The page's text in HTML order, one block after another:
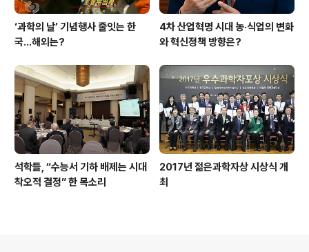
‘과학의 날’ 기념행사 줄잇는 한
국…해외는?
4차 산업혁명 시대 농·식업의 변화
와 혁신정책 방향은?
석학들, “수능서 기하 배제는 시대
착오적 결정” 한 목소리
2017년 젊은과학자상 시상식 개
최